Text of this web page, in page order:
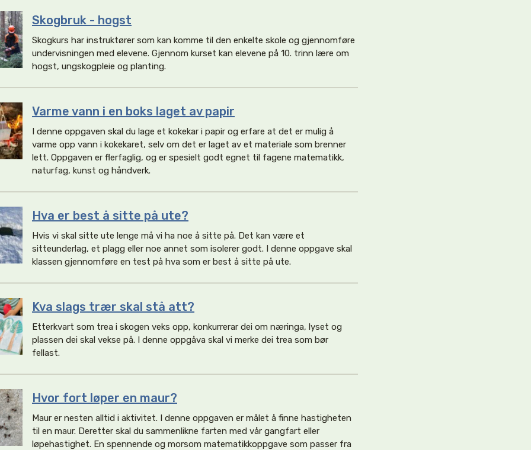
Skogbruk - hogst
Skogkurs har instruktører som kan komme til den enkelte skole og gjennomføre
undervisningen med elevene. Gjennom kurset kan elevene på 10. trinn lære om
hogst, ungskogpleie og planting.
Varme vann i en boks laget av papir
I denne oppgaven skal du lage et kokekar i papir og erfare at det er mulig å
varme opp vann i kokekaret, selv om det er laget av et materiale som brenner
lett. Oppgaven er flerfaglig, og er spesielt godt egnet til fagene matematikk,
naturfag, kunst og håndverk.
Hva er best å sitte på ute?
Hvis vi skal sitte ute lenge må vi ha noe å sitte på. Det kan være et
sitteunderlag, et plagg eller noe annet som isolerer godt. I denne oppgave skal
klassen gjennomføre en test på hva som er best å sitte på ute.
Kva slags trær skal stå att?
Etterkvart som trea i skogen veks opp, konkurrerar dei om næringa, lyset og
plassen dei skal vekse på. I denne oppgåva skal vi merke dei trea som bør
fellast.
Hvor fort løper en maur?
Maur er nesten alltid i aktivitet. I denne oppgaven er målet å finne hastigheten
til en maur. Deretter skal du sammenlikne farten med vår gangfart eller
løpehastighet. En spennende og morsom matematikkoppgave som passer fra